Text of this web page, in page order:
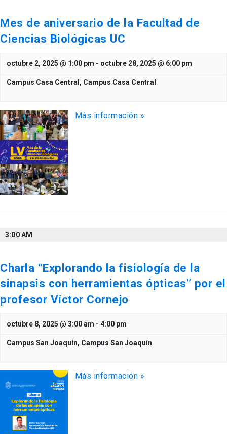
Mes de aniversario de la Facultad de
Ciencias Biológicas UC
octubre 2, 2025 @ 1:00 pm - octubre 28, 2025 @ 6:00 pm
Campus Casa Central, Campus Casa Central
Más información »
3:00 AM
Charla “Explorando la fisiología de la
sinapsis con herramientas ópticas” por el
profesor Víctor Cornejo
octubre 8, 2025 @ 3:00 am - 4:00 pm
Campus San Joaquín, Campus San Joaquín
Más información »